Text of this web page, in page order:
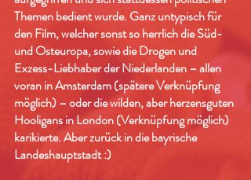
Themen bedient wurde. Ganz untypisch für
den Film, welcher sonst so herrlich die Süd-
und Osteuropa, sowie die Drogen und
Exzess-Liebhaber der Niederlanden – allen
voran in Amsterdam (spätere Verknüpfung
möglich) – oder die wilden, aber herzensguten
Hooligans in London (Verknüpfung möglich)
karikierte. Aber zurück in die bayrische
Landeshauptstadt :)